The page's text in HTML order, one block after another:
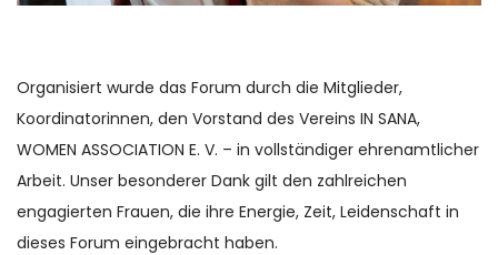
Organisiert wurde das Forum durch die Mitglieder,
Koordinatorinnen, den Vorstand des Vereins IN SANA,
WOMEN ASSOCIATION E. V. – in vollständiger ehrenamtlicher
Arbeit. Unser besonderer Dank gilt den zahlreichen
engagierten Frauen, die ihre Energie, Zeit, Leidenschaft in
dieses Forum eingebracht haben.